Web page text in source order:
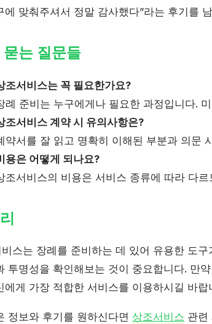
에 맞춰주셔서 정말 감사했다”라는 후기를
묻는 질문들
조서비스는 꼭 필요한가요?
례 준비는 누구에게나 필요한 과정입니다.
조서비스 계약 시 유의사항은?
약서를 잘 읽고 명확히 이해된 부분과 의문
용은 어떻게 되나요?
조서비스의 비용은 서비스 종류에 따라 다
스는 장례를 준비하는 데 있어 유용한 도
투명성을 확인해보는 것이 중요합니다. 만
에게 가장 적합한 서비스를 이용하시길 바랍
정보와 후기를 원하신다면 상조서비스 관련